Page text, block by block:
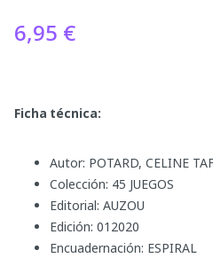
6,95 €
Ficha técnica:
Autor: POTARD, CELINE
Colección: 45 JUEGOS
Editorial: AUZOU
Edición: 012020
Encuadernación: ESPIRAL